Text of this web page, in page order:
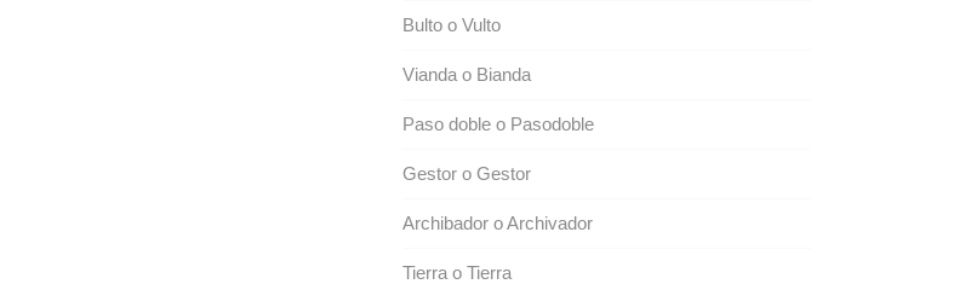
Bulto o Vulto
Vianda o Bianda
Paso doble o Pasodoble
Gestor o Gestor
Archibador o Archivador
Tierra o Tierra